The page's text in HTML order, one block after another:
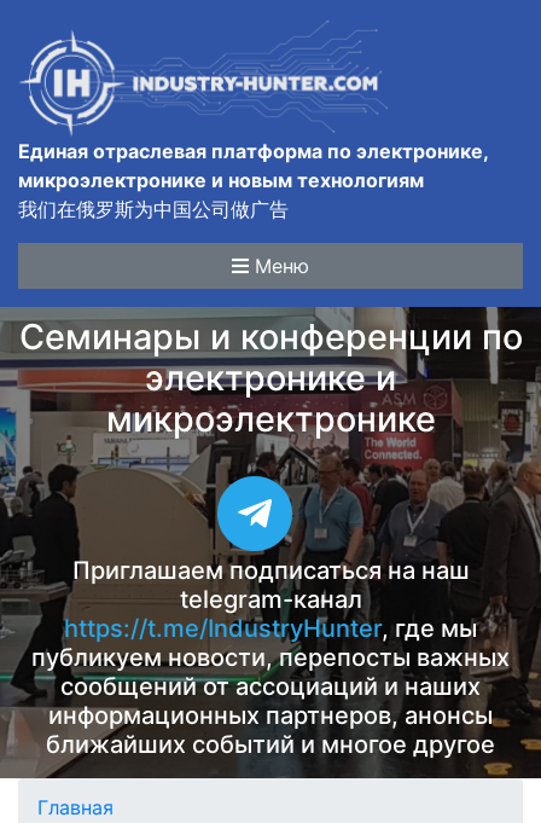
Единая отраслевая платформа по электронике,
микроэлектронике и новым технологиям
我们在俄罗斯为中国公司做广告
Меню
Семинары и конференции по
электронике и
микроэлектронике
Приглашаем подписаться на наш
telegram-канал
https://t.me/IndustryHunter, где мы
публикуем новости, перепосты важных
сообщений от ассоциаций и наших
информационных партнеров, анонсы
ближайших событий и многое другое
Главная